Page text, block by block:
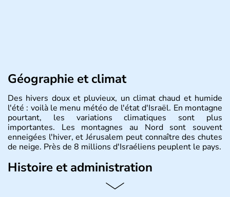
Géographie et climat
Des hivers doux et pluvieux, un climat chaud et humide
l'été : voilà le menu météo de l'état d'Israël. En montagne
pourtant, les variations climatiques sont plus
importantes. Les montagnes au Nord sont souvent
enneigées l'hiver, et Jérusalem peut connaître des chutes
de neige. Près de 8 millions d'Israéliens peuplent le pays.
Histoire et administration
L'Israël est un état de la partie est de la Méditerranée,